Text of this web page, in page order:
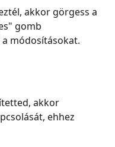
akkor görgess a
gomb
módosításokat.
akkor
ehhez